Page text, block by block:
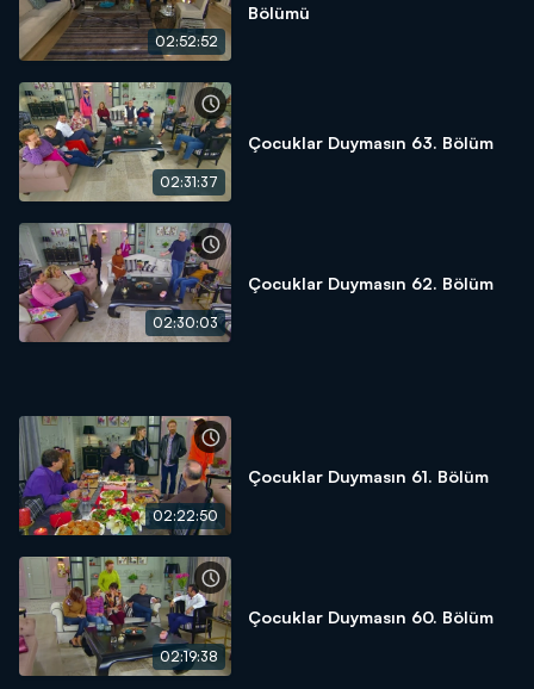
02:52:52
Bölümü
02:31:37
Çocuklar Duymasın 63. Bölüm
02:30:03
Çocuklar Duymasın 62. Bölüm
02:22:50
Çocuklar Duymasın 61. Bölüm
02:19:38
Çocuklar Duymasın 60. Bölüm